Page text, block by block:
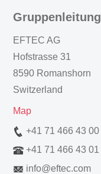
Gruppenleitung
EFTEC AG
Hofstrasse 31
8590 Romanshorn
Switzerland
Map
+41 71 466 43 00
+41 71 466 43 01
info@eftec.com